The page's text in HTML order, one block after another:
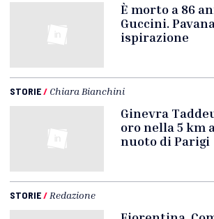
È morto a 86
Guccini.
ispirazione
STORIE/ Chiara Bianchini
Ginevra
oro nella 5 km
nuoto di Parigi
STORIE/ Redazione